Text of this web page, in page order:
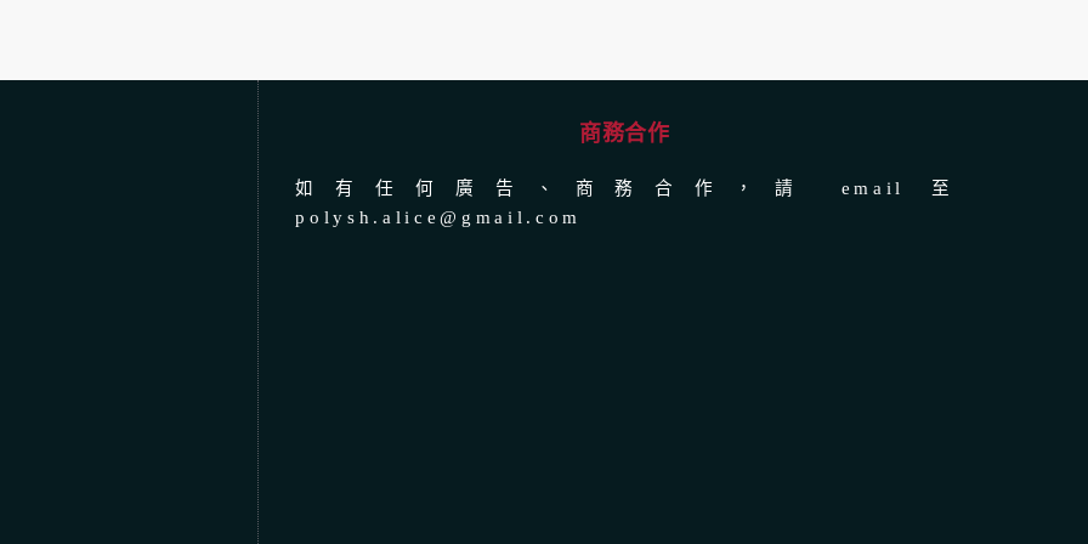
商務合作
如有任何廣告、商務合作，請 email 至
polysh.alice@gmail.com